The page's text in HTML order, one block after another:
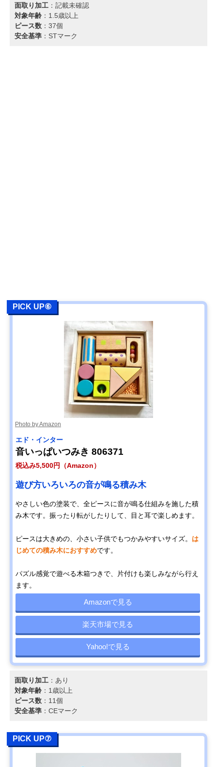
面取り加工 ：記載未確認
対象年齢 ：1.5歳以上
ピース数 ：37個
安全基準 ：STマーク
PICK UP⑥
Photo by Amazon
エド・インター
音いっぱいつみき ‎806371
税込み5,500円（Amazon）
遊び方いろいろの音が鳴る積み木
やさしい色の塗装で、全ピースに音が鳴る仕組みを施した積
み木です。振ったり転がしたりして、目と耳で楽しめます。
ピースは大きめの、小さい子供でもつかみやすいサイズ。 は
じめての積み木におすすめです。
パズル感覚で遊べる木箱つきで、片付けも楽しみながら行え
ます。
Amazonで見る
楽天市場で見る
Yahoo!で見る
面取り加工 ：あり
対象年齢 ：1歳以上
ピース数 ：11個
安全基準 ：CEマーク
PICK UP⑦